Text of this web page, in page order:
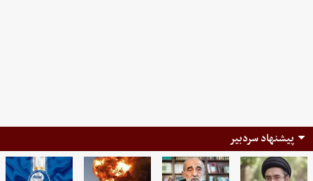
پیشنهاد سردبیر